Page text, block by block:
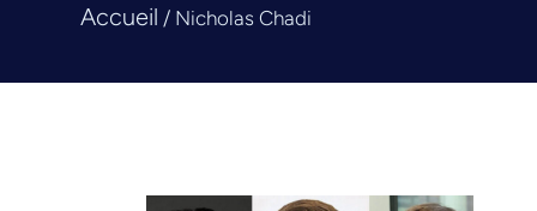
Accueil / Nicholas Chadi